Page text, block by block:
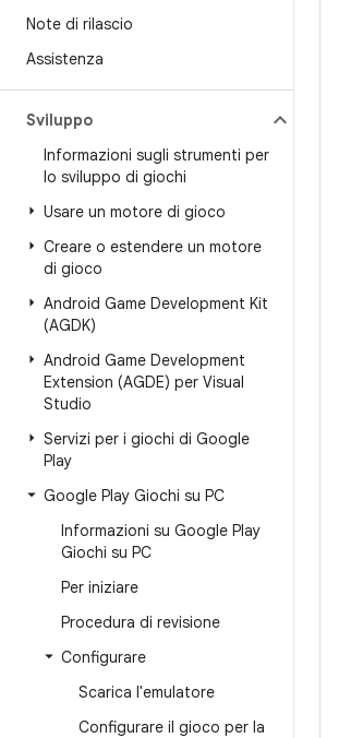
Note di rilascio
Assistenza
Sviluppo
Informazioni sugli strumenti per
lo sviluppo di giochi
Usare un motore di gioco
Creare o estendere un motore
di gioco
Android Game Development Kit
(AGDK)
Android Game Development
Extension (AGDE) per Visual
Studio
Servizi per i giochi di Google
Play
Google Play Giochi su PC
Informazioni su Google Play
Giochi su PC
Per iniziare
Procedura di revisione
Configurare
Scarica l'emulatore
Configurare il gioco per la